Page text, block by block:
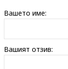
Вашето име:
Вашият отзив: